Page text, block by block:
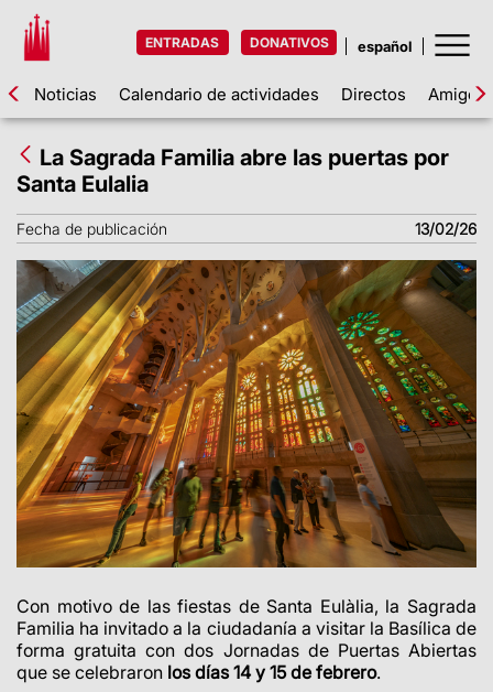
ENTRADAS DONATIVOS
Noticias Calendario de actividades Directos Amigos
La Sagrada Familia abre las puertas por
Santa Eulalia
Fecha de publicación 13/02/26
Con motivo de las fiestas de Santa Eulàlia, la Sagrada
Familia ha invitado a la ciudadanía a visitar la Basílica de
forma gratuita con dos Jornadas de Puertas Abiertas
que se celebraron los días 14 y 15 de febrero.